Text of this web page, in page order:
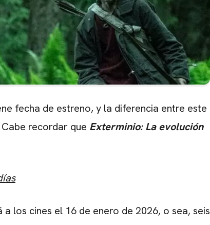
fecha de estreno, y la diferencia entre este
recordar que Exterminio: La evolución
los cines el 16 de enero de 2026, o sea, seis
CARREGANDO PUBLICIDADE